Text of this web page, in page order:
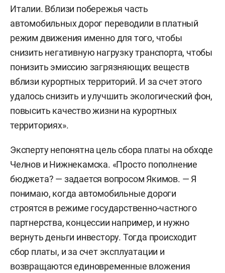
Италии. Вблизи побережья часть
автомобильных дорог переводили в платный
режим движения именно для того, чтобы
снизить негативную нагрузку транспорта, чтобы
понизить эмиссию загрязняющих веществ
вблизи курортных территорий. И за счет этого
удалось снизить и улучшить экологический фон,
повысить качество жизни на курортных
территориях».
Эксперту непонятна цель сбора платы на обходе
Челнов и Нижнекамска. «Просто пополнение
бюджета? — задается вопросом Якимов. — Я
понимаю, когда автомобильные дороги
строятся в режиме государственно-частного
партнерства, концессии например, и нужно
вернуть деньги инвестору. Тогда происходит
сбор платы, и за счет эксплуатации и
возвращаются единовременные вложения